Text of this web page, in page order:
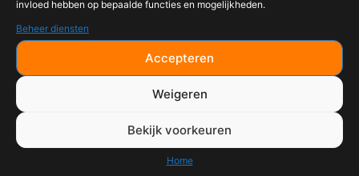
invloed hebben op bepaalde functies en mogelijkheden.
Beheer diensten
Accepteren
Weigeren
Bekijk voorkeuren
Home
0
uit
5
€135,00
TOEVOEGEN AAN WINKELWAGEN